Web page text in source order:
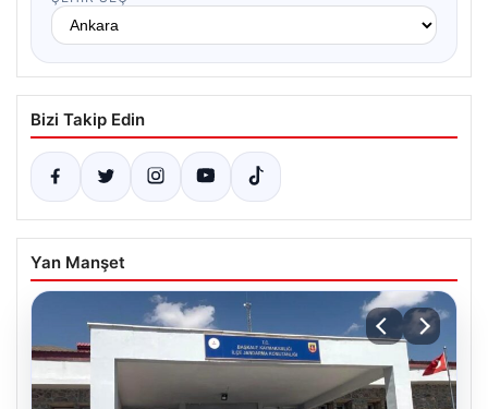
Bizi Takip Edin
Yan Manşet